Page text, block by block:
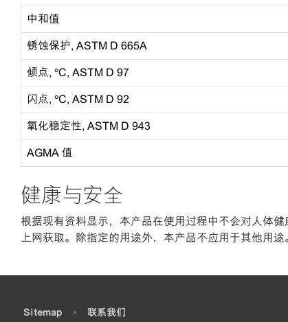
中和值
锈蚀保护, ASTM D 665A
倾点, ºC, ASTM D 97
闪点, ºC, ASTM D 92
氧化稳定性, ASTM D 943
AGMA 值
健康与安全
根据现有资料显示，本产品在使用过程中不会对人体
上网获取。除指定的用途外，本产品不应用于其他用
Sitemap • 联系我们